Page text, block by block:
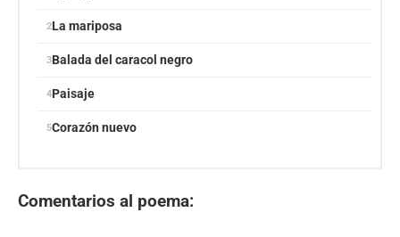
La mariposa
Balada del caracol negro
Paisaje
Corazón nuevo
Comentarios al poema: